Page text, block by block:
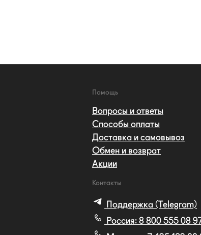
Помощь
Вопросы и ответы
Способы оплаты
Доставка и самовывоз
Обмен и возврат
Акции
Контакты
Поддержка (Telegram)
Россия: 8 800 555 08